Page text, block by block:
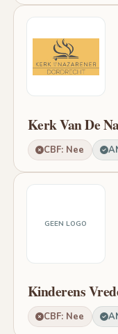
Kerk Van De
CBF: Nee
GEEN LOGO
Kinderens
CBF: Nee